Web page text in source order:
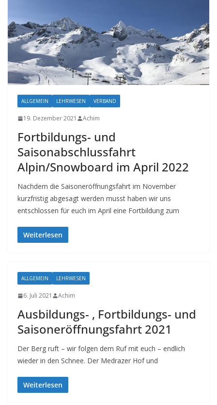
ALLGEMEIN LEHRWESEN VERBAND
19. Dezember 2021 Achim
Fortbildungs- und
Saisonabschlussfahrt
Alpin/Snowboard im April 2022
Nachdem die Saisoneröffnungsfahrt im November
kurzfristig abgesagt werden musst haben wir uns
entschlossen für euch im April eine Fortbildung zum
Weiterlesen
ALLGEMEIN LEHRWESEN
6. Juli 2021 Achim
Ausbildungs- , Fortbildungs- und
Saisoneröffnungsfahrt 2021
Der Berg ruft – wir folgen dem Ruf mit euch – endlich
wieder in den Schnee. Der Medrazer Hof und
Weiterlesen